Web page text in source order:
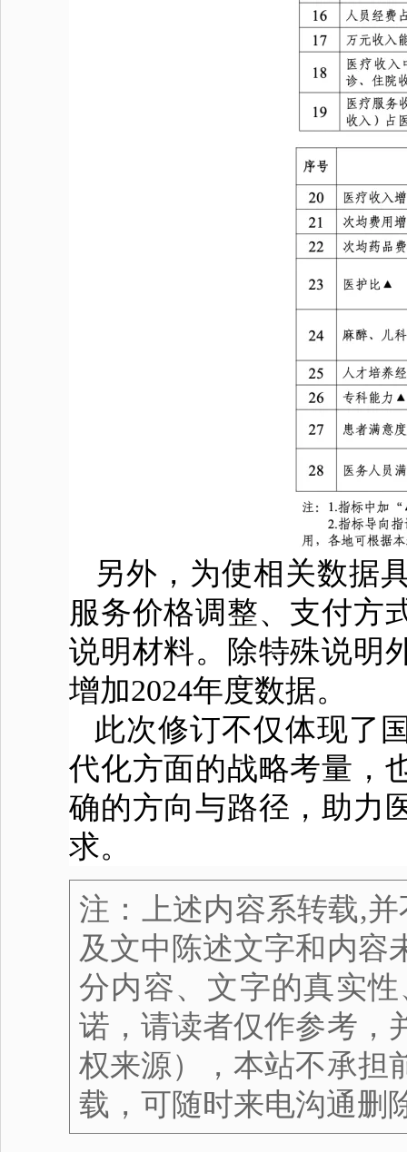
另外，为使相关数据
服务价格调整、支付方
说明材料。除特殊说明
增加2024年度数据。
此次修订不仅体现了
代化方面的战略考量，
确的方向与路径，助力
求。
注：上述内容系转载,
及文中陈述文字和内容
分内容、文字的真实
诺，请读者仅作参考，
权来源），本站不承担
载，可随时来电沟通删